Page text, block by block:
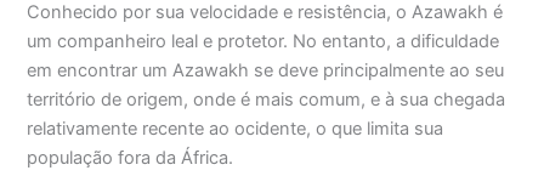
Conhecido por sua velocidade e resistência, o Azawakh é
um companheiro leal e protetor. No entanto, a dificuldade
em encontrar um Azawakh se deve principalmente ao seu
território de origem, onde é mais comum, e à sua chegada
relativamente recente ao ocidente, o que limita sua
população fora da África.